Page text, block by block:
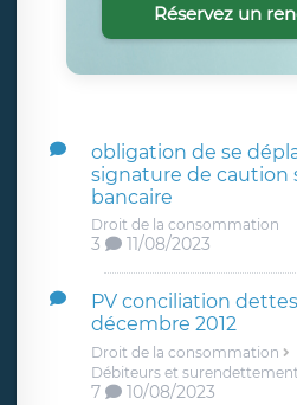
obligation de se
signature de caution
bancaire
Droit de la consommation
3 11/08/2023
PV conciliation
décembre 2012
Droit de la consommation
Débiteurs et
7 10/08/2023
Réservez un